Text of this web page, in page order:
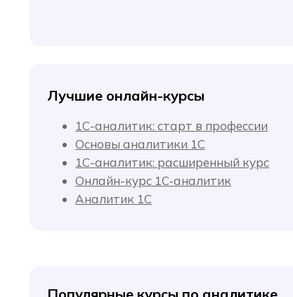
Лучшие онлайн-курсы
1С-аналитик: старт в профессии
Основы аналитики 1C
1С-аналитик: расширенный курс
Онлайн-курс 1С‑аналитик
Аналитик 1C